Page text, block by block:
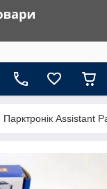
Парктронік Assistant